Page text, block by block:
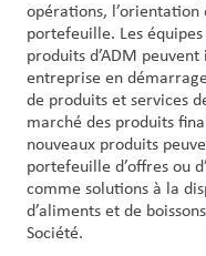
opérations, l’orientation
portefeuille. Les
produits d’ADM
entreprise en
de produits et services
marché des produits
nouveaux produits
portefeuille d’offres ou
comme solutions à la
d’aliments et de
Société.